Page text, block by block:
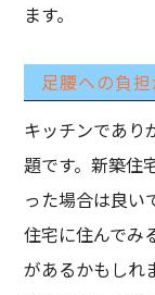
ます。
足腰への負
キッチンであり
題です。新築住
った場合は良い
住宅に住んでみ
があるかもしれ